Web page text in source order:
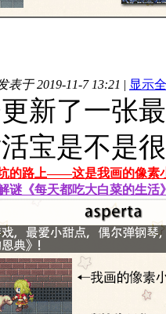
表于 2019-11-7 13:21 | 显示
新了一张
宝是不是
的路上——这是我画的像素
谜《每天都吃大白菜的生活